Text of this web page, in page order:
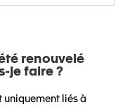
renouvelé
je faire ?
uniquement liés à